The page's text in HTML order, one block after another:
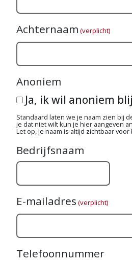
Achternaam (verplicht)
Anoniem
Ja, ik wil anoniem
Standaard laten we je naam zien bij
je dat niet wilt kun je hier aangeven
Let op, je naam is altijd zichtbaar
Bedrijfsnaam
E-mailadres (verplicht)
Telefoonnummer